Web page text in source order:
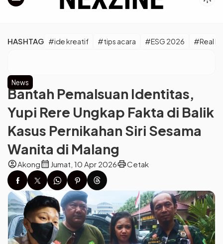
HASHTAG #ide kreatif #tips acara #ESG 2026 #Real
News
Bantah Pemalsuan Identitas,
Yupi Rere Ungkap Fakta di Balik
Kasus Pernikahan Siri Sesama
Wanita di Malang
account_circleAkongcalendar_month Jumat, 10 Apr 2026printCetak